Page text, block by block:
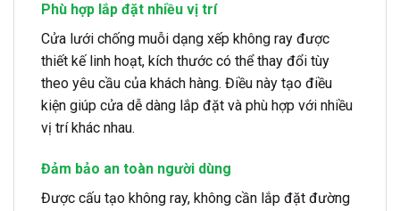
Phù hợp lắp đặt nhiều vị trí
Cửa lưới chống muỗi dạng xếp không ray được
thiết kế linh hoạt, kích thước có thể thay đổi tùy
theo yêu cầu của khách hàng. Điều này tạo điều
kiện giúp cửa dễ dàng lắp đặt và phù hợp với nhiều
vị trí khác nhau.
Đảm bảo an toàn người dùng
Được cấu tạo không ray, không cần lắp đặt đường